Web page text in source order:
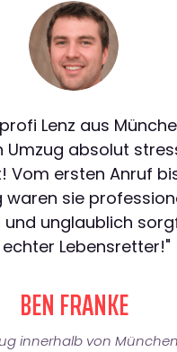
Lenz aus
Umzug absolut
Vom ersten Anruf
waren sie
und unglaublich
echter Lebensretter!"
BEN FRANKE
innerhalb von